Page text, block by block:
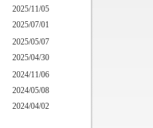
2025/11/05
2025/07/01
2025/05/07
2025/04/30
2024/11/06
2024/05/08
2024/04/02